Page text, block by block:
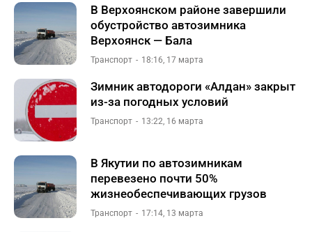
В Верхоянском районе завершили
обустройство автозимника
Верхоянск — Бала
Транспорт 18:16, 17 марта
Зимник автодороги «Алдан» закрыт
из-за погодных условий
Транспорт 13:22, 16 марта
В Якутии по автозимникам
перевезено почти 50%
жизнеобеспечивающих грузов
Транспорт 17:14, 13 марта